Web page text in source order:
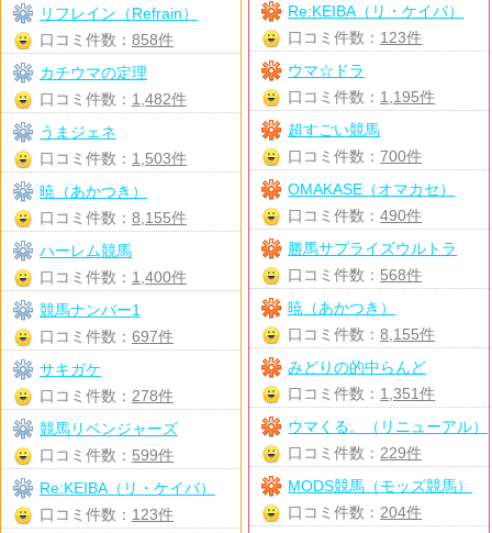
Re:KEIBA（リ・ケイバ）
口コミ件数： 123件
ウマ☆ドラ
口コミ件数： 1,195件
超すごい競馬
口コミ件数：700件
OMAKASE（オマカセ）
口コミ件数：490件
勝馬サプライズウルトラ
口コミ件数： 568件
暁（あかつき）
口コミ件数：8,155件
みどりの的中らんど
口コミ件数： 1,351件
ウマくる。（リニューアル）
口コミ件数： 229件
MODS競馬（モッズ競馬）
口コミ件数： 204件
リフレイン（Refrain）
口コミ件数： 858件
カチウマの定理
口コミ件数： 1,482件
うまジェネ
口コミ件数： 1,503件
暁（あかつき）
口コミ件数： 8,155件
ハーレム競馬
口コミ件数： 1,400件
競馬ナンバー1
口コミ件数： 697件
サキガケ
口コミ件数： 278件
競馬リベンジャーズ
口コミ件数： 599件
Re:KEIBA（リ・ケイバ）
口コミ件数： 123件